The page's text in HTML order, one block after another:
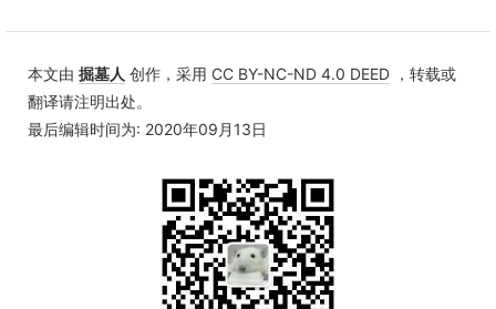
本文由 掘墓人 创作，采用 CC BY-NC-ND 4.0 DEED ，转载或
翻译请注明出处。
最后编辑时间为: 2020年09月13日